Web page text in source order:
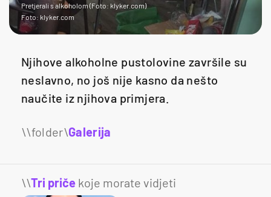
Pretjerali s alkoholom (Foto: klyker.com)
Foto: klyker.com
Njihove alkoholne pustolovine završile su
neslavno, no još nije kasno da nešto
naučite iz njihova primjera.
Galerija
\\Tri priče koje morate vidjeti